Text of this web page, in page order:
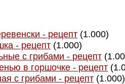
- рецепт (1.000)
- рецепт (1.000)
с грибами - рецепт
в горшочке - рецепт
с грибами - рецепт (1.000)